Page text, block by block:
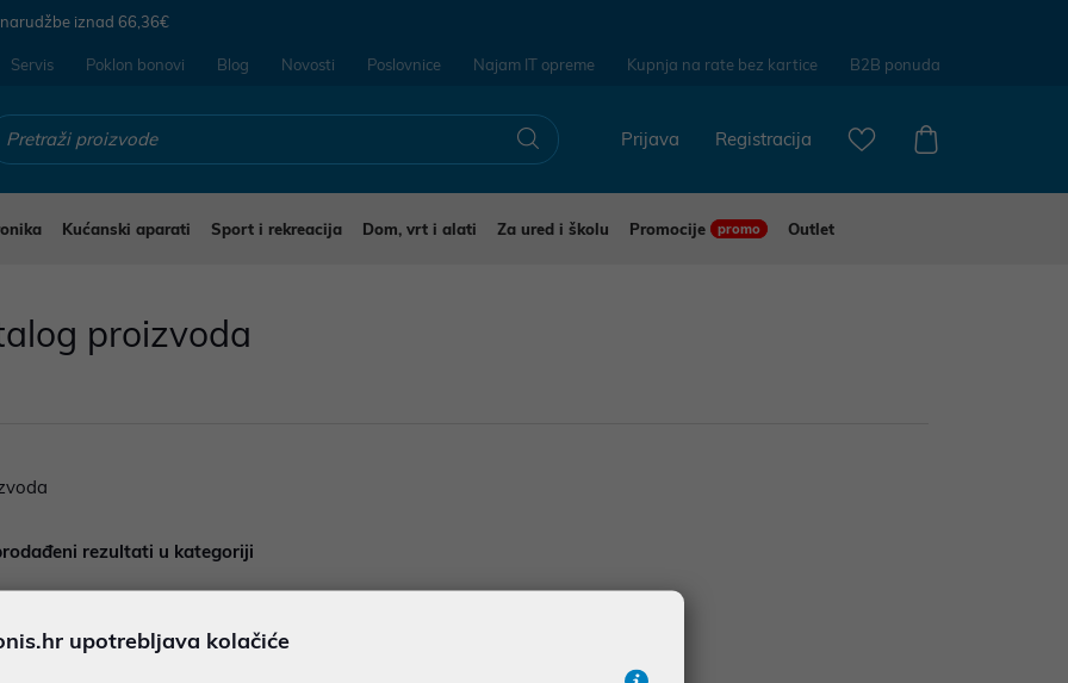
iznad 66,36€
Servis Poklon bonovi Blog Novosti Poslovnice Najam IT opreme Kupnja na rate bez kartice B2B ponuda
Registracija
Prijava
Kućanski aparati Sport i rekreacija Dom, vrt i alati Za ured i školu Promocije promo
Outlet
proizvoda
rezultati u kategoriji
upotrebljava kolačiće